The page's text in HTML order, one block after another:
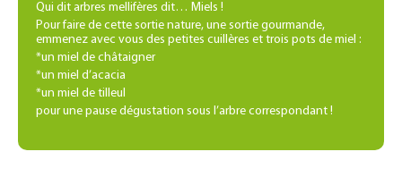
Qui dit arbres mellifères dit… Miels !
Pour faire de cette sortie nature, une sortie gourmande,
emmenez avec vous des petites cuillères et trois pots de miel :
*un miel de châtaigner
*un miel d’acacia
*un miel de tilleul
pour une pause dégustation sous l’arbre correspondant !